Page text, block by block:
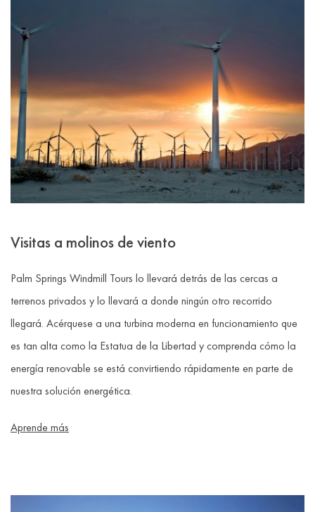
Visitas a molinos de viento
Palm Springs Windmill Tours lo llevará detrás de las cercas a
terrenos privados y lo llevará a donde ningún otro recorrido
llegará. Acérquese a una turbina moderna en funcionamiento que
es tan alta como la Estatua de la Libertad y comprenda cómo la
energía renovable se está convirtiendo rápidamente en parte de
nuestra solución energética.
Aprende más